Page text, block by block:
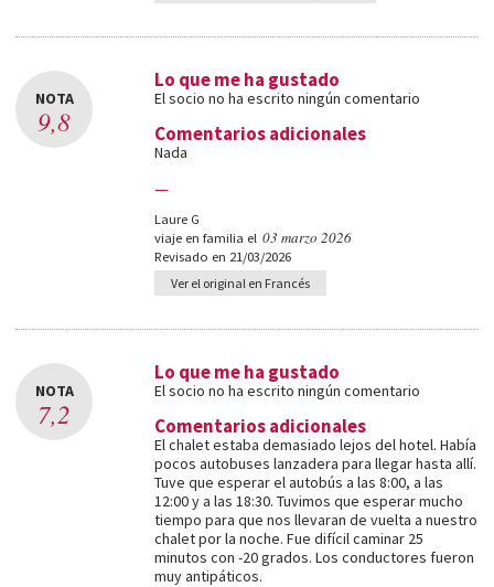
NOTA
9,8
Lo que me ha gustado
El socio no ha escrito ningún comentario
Comentarios adicionales
Nada
—
Laure G
viaje en familia el 03 marzo 2026
Revisado en 21/03/2026
Ver el original en Francés
NOTA
7,2
Lo que me ha gustado
El socio no ha escrito ningún comentario
Comentarios adicionales
El chalet estaba demasiado lejos del hotel. Había
pocos autobuses lanzadera para llegar hasta allí.
Tuve que esperar el autobús a las 8:00, a las
12:00 y a las 18:30. Tuvimos que esperar mucho
tiempo para que nos llevaran de vuelta a nuestro
chalet por la noche. Fue difícil caminar 25
minutos con -20 grados. Los conductores fueron
muy antipáticos.